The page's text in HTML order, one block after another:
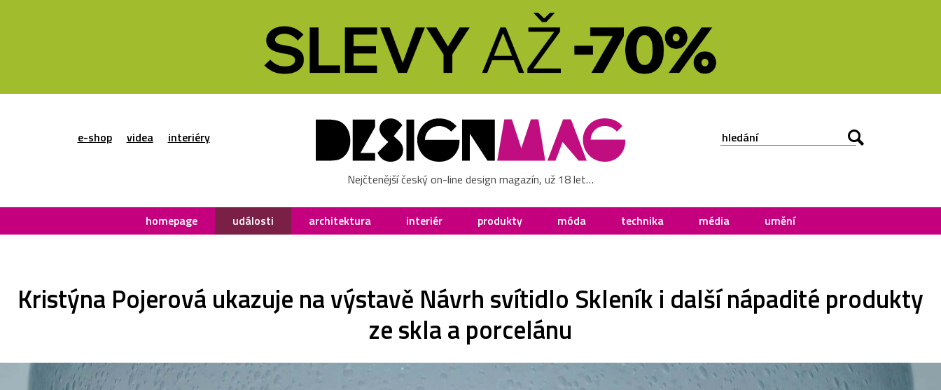
e-shop videa interiéry
Nejčtenější český on-line design magazín, už 18 let…
homepage události architektura interiér produkty móda technika média umění
Kristýna Pojerová ukazuje na výstavě Návrh svítidlo Skleník i další nápadité produkty
ze skla a porcelánu